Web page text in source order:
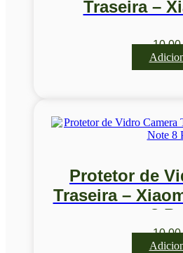
Traseira –
10,00
Protetor de
Traseira –
8 Pro
10,00